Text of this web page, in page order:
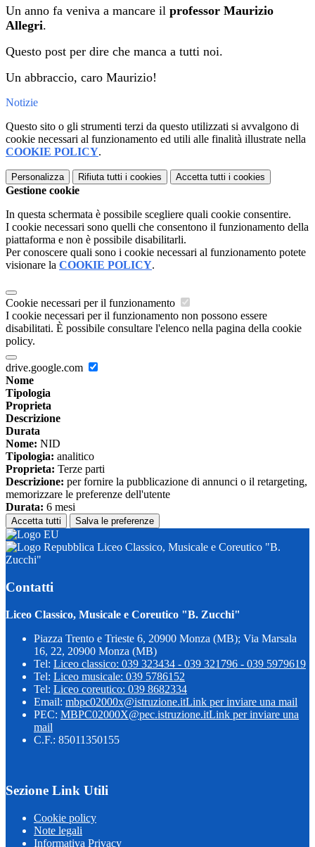
Un anno fa veniva a mancare il professor Maurizio
Allegri.
Questo post per dire che manca a tutti noi.
Un abbraccio, caro Maurizio!
Notizie
Questo sito o gli strumenti terzi da questo utilizzati si avvalgono di
cookie necessari al funzionamento ed utili alle finalità illustrate nella
COOKIE POLICY.
Personalizza Rifiuta tutti i cookies Accetta tutti i cookies
Gestione cookie
In questa schermata è possibile scegliere quali cookie consentire.
I cookie necessari sono quelli che consentono il funzionamento della
piattaforma e non è possibile disabilitarli.
Per conoscere quali sono i cookie necessari al funzionamento potete
visionare la COOKIE POLICY.
Cookie necessari per il funzionamento
I cookie necessari per il funzionamento non possono essere
disabilitati. È possibile consultare l'elenco nella pagina della cookie
policy.
drive.google.com
Nome
Tipologia
Proprieta
Descrizione
Durata
Nome: NID
Tipologia: analitico
Proprieta: Terze parti
Descrizione: per fornire la pubblicazione di annunci o il retargeting,
memorizzare le preferenze dell'utente
Durata: 6 mesi
Accetta tutti Salva le preferenze
Liceo Classico, Musicale e Coreutico "B.
Zucchi"
Contatti
Liceo Classico, Musicale e Coreutico "B. Zucchi"
Piazza Trento e Trieste 6, 20900 Monza (MB); Via Marsala
16, 22, 20900 Monza (MB)
Tel: Liceo classico: 039 323434 - 039 321796 - 039 5979619
Tel: Liceo musicale: 039 5786152
Tel: Liceo coreutico: 039 8682334
Email: mbpc02000x@istruzione.itLink per inviare una mail
PEC: MBPC02000X@pec.istruzione.itLink per inviare una
mail
C.F.: 85011350155
Sezione Link Utili
Cookie policy
Note legali
Informativa Privacy